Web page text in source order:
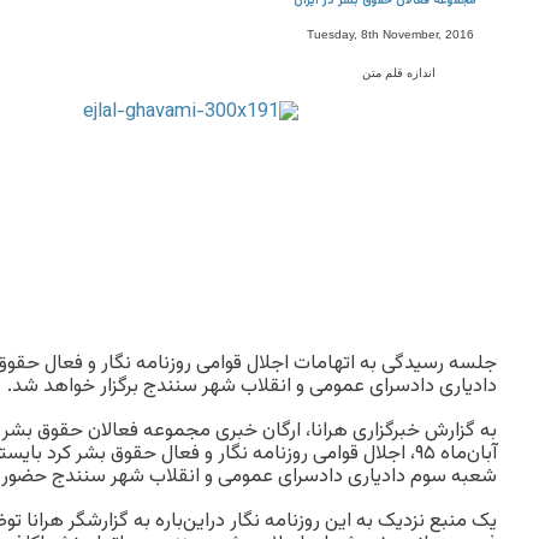
Tuesday, 8th November, 2016
اندازه قلم متن
جلسه رسیدگی به اتهامات اجلال قوامی روزنامه نگار و فعال
دادیاری دادسرای عمومی و انقلاب شهر سنندج برگزار خواهد شد.
آبان‌ماه ۹۵، اجلال قوامی روزنامه نگار و فعال حقوق بشر
شعبه سوم دادیاری دادسرای عمومی و انقلاب شهر سنندج حضور
یک منبع نزدیک به این روزنامه نگار دراین‌باره به گزارشگر